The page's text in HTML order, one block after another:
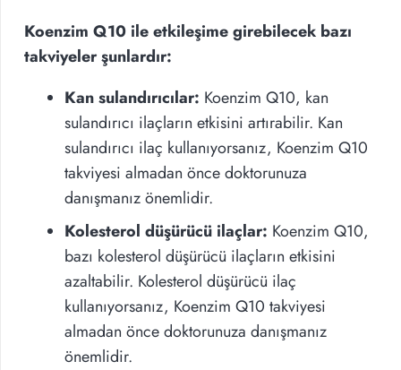
Koenzim Q10 ile etkileşime girebilecek bazı
takviyeler şunlardır:
Kan sulandırıcılar: Koenzim Q10, kan
sulandırıcı ilaçların etkisini artırabilir. Kan
sulandırıcı ilaç kullanıyorsanız, Koenzim Q10
takviyesi almadan önce doktorunuza
danışmanız önemlidir.
Kolesterol düşürücü ilaçlar: Koenzim Q10,
bazı kolesterol düşürücü ilaçların etkisini
azaltabilir. Kolesterol düşürücü ilaç
kullanıyorsanız, Koenzim Q10 takviyesi
almadan önce doktorunuza danışmanız
önemlidir.